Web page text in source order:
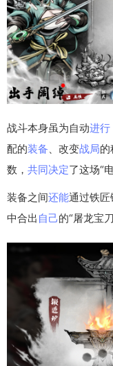
战斗本身虽为自动进行
配的装备 、改变战局的
数， 共同决定了这场“
装备之间还能通过铁匠
中合出 自己的“屠龙宝刀